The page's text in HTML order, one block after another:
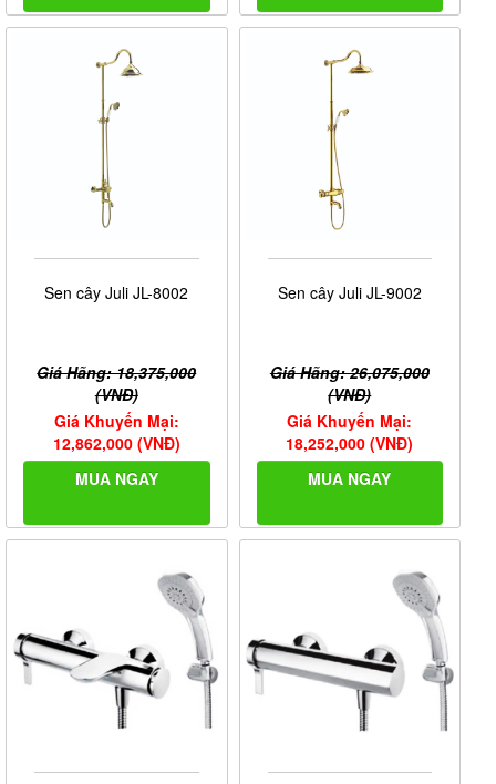
Sen cây Juli JL-8002
Giá Hãng: 18,375,000
(VNĐ)
Giá Khuyến Mại:
12,862,000 (VNĐ)
MUA NGAY
Sen cây Juli JL-9002
Giá Hãng: 26,075,000
(VNĐ)
Giá Khuyến Mại:
18,252,000 (VNĐ)
MUA NGAY